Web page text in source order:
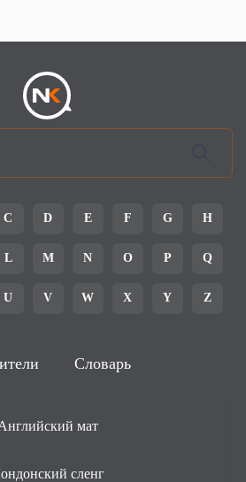
C D E F G H
L M N O P Q
U V W X Y Z
Словарь
мат
сленг